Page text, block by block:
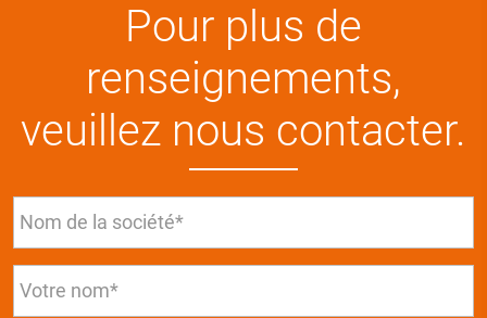
Pour plus de
renseignements,
veuillez nous contacter.